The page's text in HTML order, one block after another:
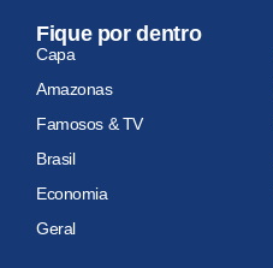
Fique por dentro
Capa
Amazonas
Famosos & TV
Brasil
Economia
Geral